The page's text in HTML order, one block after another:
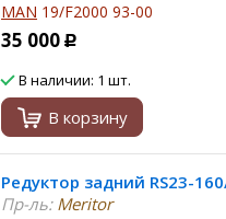
MAN 19/F2000 93-00
35 000 Р
В наличии: 1 шт.
В корзину
Редуктор задний RS23-
Пр-ль:Meritor